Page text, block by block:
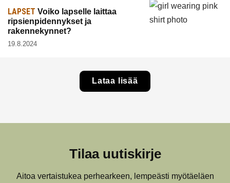
LAPSET Voiko lapselle laittaa
ripsienpidennykset ja
rakennekynnet?
19.8.2024
Lataa lisää
Tilaa uutiskirje
Aitoa vertaistukea perhearkeen, lempeästi myötäeläen